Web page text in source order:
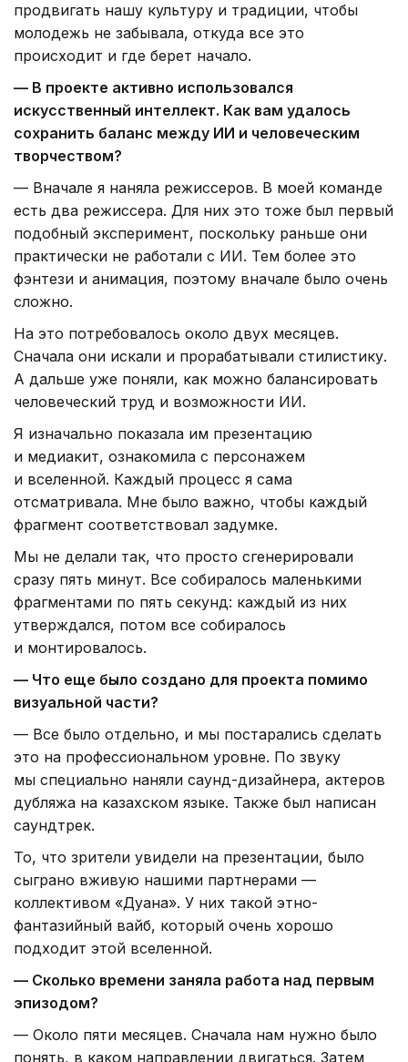
продвигать нашу культуру и традиции, чтобы
молодежь не забывала, откуда все это
происходит и где берет начало.
— В проекте активно использовался
искусственный интеллект. Как вам удалось
сохранить баланс между ИИ и человеческим
творчеством?
— Вначале я наняла режиссеров. В моей команде
есть два режиссера. Для них это тоже был первый
подобный эксперимент, поскольку раньше они
практически не работали с ИИ. Тем более это
фэнтези и анимация, поэтому вначале было очень
сложно.
На это потребовалось около двух месяцев.
Сначала они искали и прорабатывали стилистику.
А дальше уже поняли, как можно балансировать
человеческий труд и возможности ИИ.
Я изначально показала им презентацию
и медиакит, ознакомила с персонажем
и вселенной. Каждый процесс я сама
отсматривала. Мне было важно, чтобы каждый
фрагмент соответствовал задумке.
Мы не делали так, что просто сгенерировали
сразу пять минут. Все собиралось маленькими
фрагментами по пять секунд: каждый из них
утверждался, потом все собиралось
и монтировалось.
— Что еще было создано для проекта помимо
визуальной части?
— Все было отдельно, и мы постарались сделать
это на профессиональном уровне. По звуку
мы специально наняли саунд-дизайнера, актеров
дубляжа на казахском языке. Также был написан
саундтрек.
То, что зрители увидели на презентации, было
сыграно вживую нашими партнерами —
коллективом «Дуана». У них такой этно-
фантазийный вайб, который очень хорошо
подходит этой вселенной.
— Сколько времени заняла работа над первым
эпизодом?
— Около пяти месяцев. Сначала нам нужно было
понять, в каком направлении двигаться. Затем